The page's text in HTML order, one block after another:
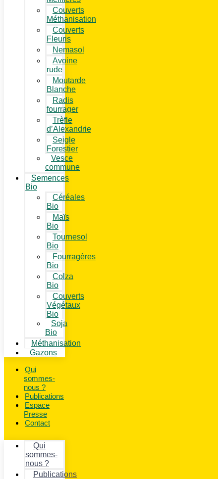
Couverts
Méthanisation
Couverts
Fleuris
Nemasol
Avoine
rude
Moutarde
Blanche
Radis
fourrager
Trèfle
d’Alexandrie
Seigle
Forestier
Vesce
commune
Semences
Bio
Céréales
Bio
Maïs
Bio
Tournesol
Bio
Fourragères
Bio
Colza
Bio
Couverts
Végétaux
Bio
Soja
Bio
Méthanisation
Gazons
Qui
sommes-
nous ?
Publications
Espace
Presse
Contact
Qui
sommes-
nous ?
Publications